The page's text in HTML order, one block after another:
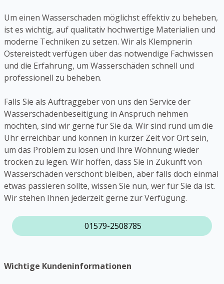
Um einen Wasserschaden möglichst effektiv zu beheben,
ist es wichtig, auf qualitativ hochwertige Materialien und
moderne Techniken zu setzen. Wir als Klempnerin
Ostereistedt verfügen über das notwendige Fachwissen
und die Erfahrung, um Wasserschäden schnell und
professionell zu beheben.
Falls Sie als Auftraggeber von uns den Service der
Wasserschadenbeseitigung in Anspruch nehmen
möchten, sind wir gerne für Sie da. Wir sind rund um die
Uhr erreichbar und können in kurzer Zeit vor Ort sein,
um das Problem zu lösen und Ihre Wohnung wieder
trocken zu legen. Wir hoffen, dass Sie in Zukunft von
Wasserschäden verschont bleiben, aber falls doch einmal
etwas passieren sollte, wissen Sie nun, wer für Sie da ist.
Wir stehen Ihnen jederzeit gerne zur Verfügung.
01579-2508785
Wichtige Kundeninformationen